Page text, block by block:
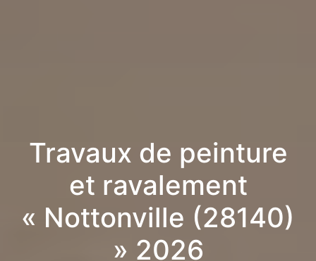
Travaux de peinture
et ravalement
« Nottonville (28140)
» 2026